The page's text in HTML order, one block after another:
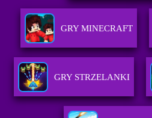
GRY MINECRAFT
GRY STRZELANKI